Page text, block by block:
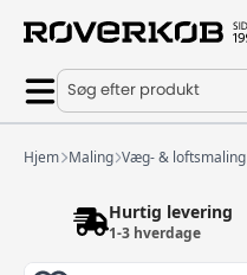
Søg efter produkt
Hjem Maling Væg- & loftsmaling
Hurtig levering
1-3 hverdage